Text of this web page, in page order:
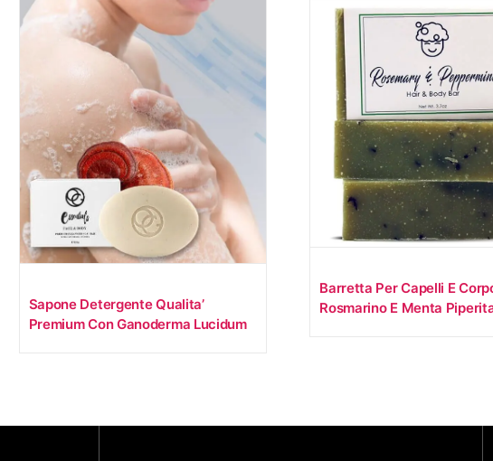
Sapone Detergente Qualita’
Premium Con Ganoderma Lucidum
Barretta Per Capelli E
Rosmarino E Menta